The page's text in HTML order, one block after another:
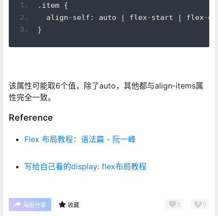
.item {
align-self: auto | flex-start | flex-
}
该属性可能取6个值，除了auto，其他都与align-items属
性完全一致。
Reference
Flex 布局教程：语法篇 - 阮一峰
写给自己看的display: flex布局教程
海报分享 收藏 0 0